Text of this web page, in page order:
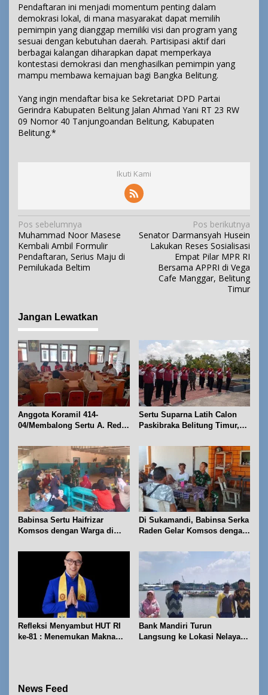
Pendaftaran ini menjadi momentum penting dalam
demokrasi lokal, di mana masyarakat dapat memilih
pemimpin yang dianggap memiliki visi dan program yang
sesuai dengan kebutuhan daerah. Partisipasi aktif dari
berbagai kalangan diharapkan dapat memperkaya
kontestasi demokrasi dan menghasilkan pemimpin yang
mampu membawa kemajuan bagi Bangka Belitung.
Yang ingin mendaftar bisa ke Sekretariat DPD Partai
Gerindra Kabupaten Belitung Jalan Ahmad Yani RT 23 RW
09 Nomor 40 Tanjungoandan Belitung, Kabupaten
Belitung.*
Ikuti Kami
N
a
v
i
s
i
p
o
s
Pos sebelumnya
Muhammad Noor Masese
Kembali Ambil Formulir
Pendaftaran, Serius Maju di
Pemilukada Beltim
Pos berikutnya
Senator Darmansyah Husein
Lakukan Reses Sosialisasi
Empat Pilar MPR RI
Bersama APPRI di Vega
Cafe Manggar, Belitung
Timur
Jangan Lewatkan
Anggota Koramil 414-
04/Membalong Sertu A. Redi
HUT RI ke-81
Sertu Suparna Latih Calon
Paskibraka Belitung Timur,
Bendera
Babinsa Sertu Haifrizar
Komsos dengan Warga di
Mudong Gantung
Di Sukamandi, Babinsa Serka
Raden Gelar Komsos dengan
Refleksi Menyambut HUT RI
ke-81 : Menemukan Makna
Bank Mandiri Turun
Langsung ke Lokasi Nelayan
News Feed